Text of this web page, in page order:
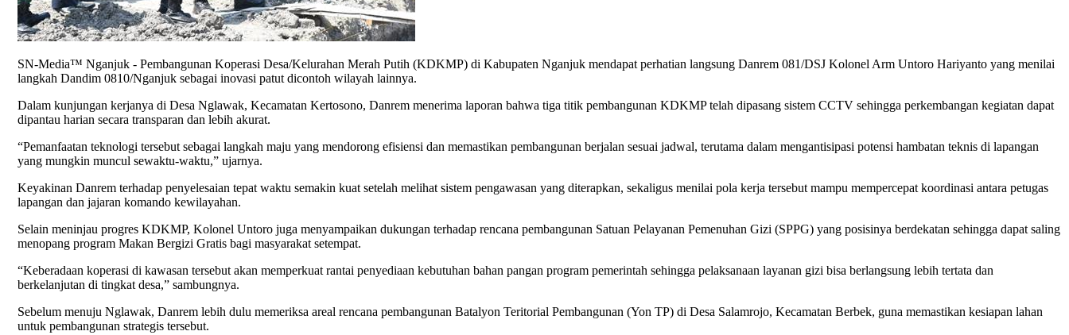
SN-Media™ Nganjuk - Pembangunan Koperasi Desa/Kelurahan Merah Putih (KDKMP) di Kabupaten Nganjuk mendapat perhatian langsung Danrem 081/DSJ Kolonel Arm Untoro Hariyanto yang menilai
langkah Dandim 0810/Nganjuk sebagai inovasi patut dicontoh wilayah lainnya.
Dalam kunjungan kerjanya di Desa Nglawak, Kecamatan Kertosono, Danrem menerima laporan bahwa tiga titik pembangunan KDKMP telah dipasang sistem CCTV sehingga perkembangan kegiatan dapat
dipantau harian secara transparan dan lebih akurat.
“Pemanfaatan teknologi tersebut sebagai langkah maju yang mendorong efisiensi dan memastikan pembangunan berjalan sesuai jadwal, terutama dalam mengantisipasi potensi hambatan teknis di lapangan
yang mungkin muncul sewaktu-waktu,” ujarnya.
Keyakinan Danrem terhadap penyelesaian tepat waktu semakin kuat setelah melihat sistem pengawasan yang diterapkan, sekaligus menilai pola kerja tersebut mampu mempercepat koordinasi antara petugas
lapangan dan jajaran komando kewilayahan.
Selain meninjau progres KDKMP, Kolonel Untoro juga menyampaikan dukungan terhadap rencana pembangunan Satuan Pelayanan Pemenuhan Gizi (SPPG) yang posisinya berdekatan sehingga dapat saling
menopang program Makan Bergizi Gratis bagi masyarakat setempat.
“Keberadaan koperasi di kawasan tersebut akan memperkuat rantai penyediaan kebutuhan bahan pangan program pemerintah sehingga pelaksanaan layanan gizi bisa berlangsung lebih tertata dan
berkelanjutan di tingkat desa,” sambungnya.
Sebelum menuju Nglawak, Danrem lebih dulu memeriksa areal rencana pembangunan Batalyon Teritorial Pembangunan (Yon TP) di Desa Salamrojo, Kecamatan Berbek, guna memastikan kesiapan lahan
untuk pembangunan strategis tersebut.